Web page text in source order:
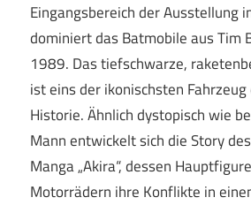
Eingangsbereich der Ausstellung
dominiert das Batmobile aus Tim
1989. Das tiefschwarze,
ist eins der ikonischsten Fahrzeug
Historie. Ähnlich dystopisch wie
Mann entwickelt sich die Story
Manga „Akira“, dessen
Motorrädern ihre Konflikte in